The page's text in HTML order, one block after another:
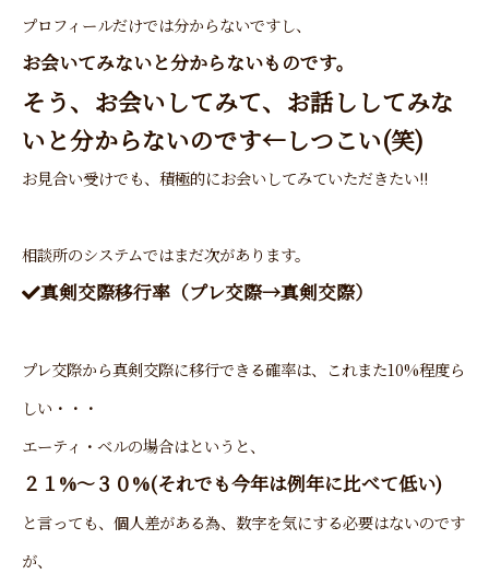
プロフィールだけでは分からないですし、
お会いてみないと分からないものです。
そう、お会いしてみて、お話ししてみな
いと分からないのです←しつこい(笑)
お見合い受けでも、積極的にお会いしてみていただきたい!!
相談所のシステムではまだ次があります。
真剣交際移行率（プレ交際→真剣交際）
プレ交際から真剣交際に移行できる確率は、これまた10%程度ら
しい・・・
エーティ・ベルの場合はというと、
２１%～３０%(それでも今年は例年に比べて低い)
と言っても、個人差がある為、数字を気にする必要はないのです
が、